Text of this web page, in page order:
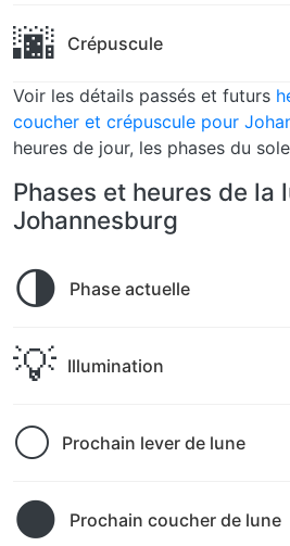
🌆 Crépuscule
Voir les détails passés et futurs
coucher et crépuscule pour
heures de jour, les phases du
Phases et heures de la
Johannesburg
🌗 Phase actuelle
💡 Illumination
🌕 Prochain lever de lune
🌑 Prochain coucher de lune